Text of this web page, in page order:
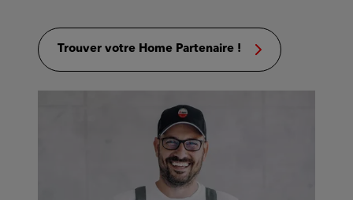
Trouver votre Home Partenaire !